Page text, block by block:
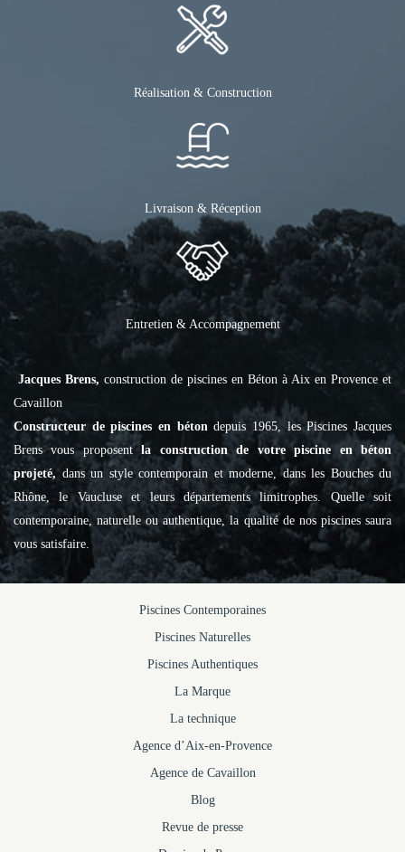
Réalisation & Construction
Livraison & Réception
Entretien & Accompagnement
Jacques Brens, construction de piscines en Béton à Aix en Provence et
Cavaillon
Constructeur de piscines en bétondepuis 1965, les Piscines Jacques
Brens vous proposentla construction de votre piscine en béton
projeté, dans un style contemporain et moderne, dans les Bouches du
Rhône, le Vaucluse et leurs départements limitrophes. Quelle soit
contemporaine, naturelle ou authentique, la qualité de nos piscines saura
vous satisfaire.
Piscines Contemporaines
Piscines Naturelles
Piscines Authentiques
La Marque
La technique
Agence d’Aix-en-Provence
Agence de Cavaillon
Blog
Revue de presse